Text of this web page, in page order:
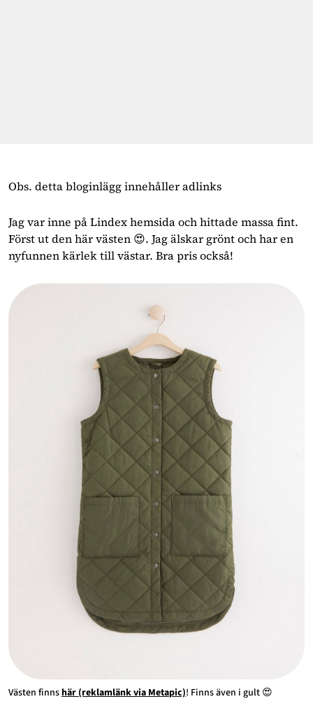
Obs. detta bloginlägg innehåller adlinks
Jag var inne på Lindex hemsida och hittade massa fint.
Först ut den här västen 😍. Jag älskar grönt och har en
nyfunnen kärlek till västar. Bra pris också!
Västen finnshär (reklamlänk via Metapic)! Finns även i gult 😍